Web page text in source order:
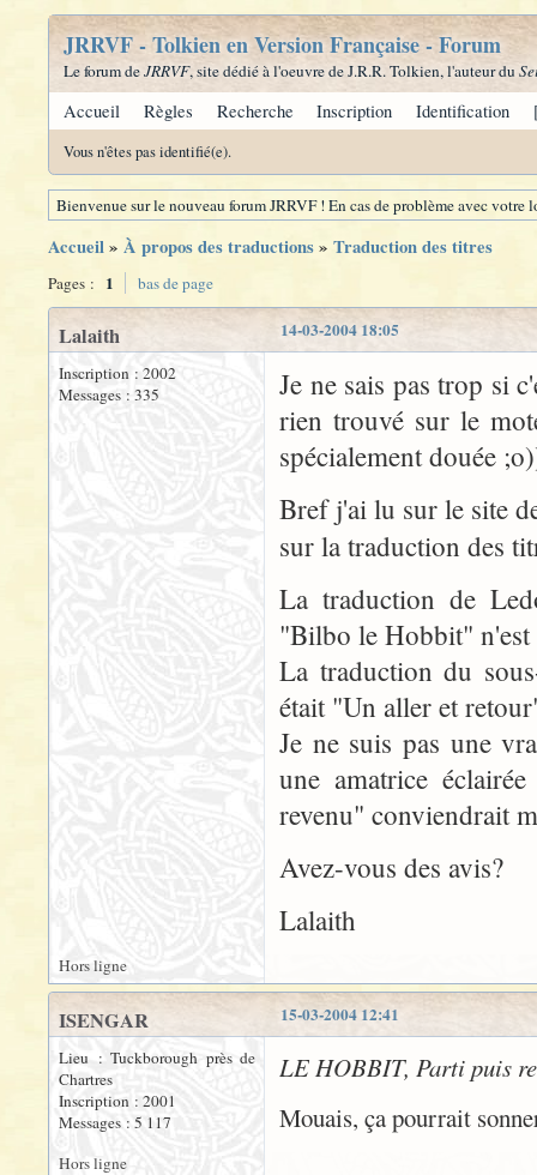
JRRVF - Tolkien en Version Française - Forum
Le forum deJRRVF, site dédié à l'oeuvre de J.R.R. Tolkien, l'auteur du
Accueil Règles Recherche Inscription Identification
Vous n'êtes pas identifié(e).
Bienvenue sur le nouveau forum JRRVF ! En cas de problème avec
Accueil» À propos des traductions» Traduction des titres
Pages : 1 bas de page
14-03-2004 18:05
Lalaith
Inscription : 2002
Messages : 335
Je ne sais pas trop si
rien trouvé sur le
spécialement douée
Bref j'ai lu sur le site
sur la traduction des
La traduction de
"Bilbo le Hobbit" n'est
La traduction du
était "Un aller et
Je ne suis pas une
une amatrice
revenu" conviendrait
Avez-vous des avis?
Lalaith
Hors ligne
15-03-2004 12:41
ISENGAR
Lieu : Tuckborough près de
Chartres
Inscription : 2001
Messages : 5 117
LE HOBBIT, Parti puis
Mouais, ça pourrait
Hors ligne